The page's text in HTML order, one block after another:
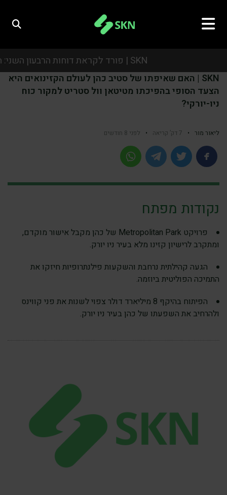
SKN | פורד לקראת דוחות הרבעון השני: המשקיעים יתמקדו ברווחיות, באסטרטגיית הרכב החשמלי ובתחזית לשנה
SKN | פורד לקראת דוחות הרבעון השני: המשקיעים יתמקדו ברווחיות, באסטרטגיית הרכב החשמלי ובתחזית לשנה
SKN | פורד לקראת דוחות הרבעון השני: המשקיעים יתמקדו ברווחיות, באסטרטגיית הרכב החשמלי ובתחזית לשנה
SKN | האם שאיפתו של סטיב כהן לעולם הקזינואים היא
הצעד הסופי בהפיכתו מטיטאן וול סטריט למקור כוח
ניו-יורקי?
ליאור מור • 7 דק’ קריאה • לפני 8 חודשים
נקודות מפתח
פרויקט Metropolitan Park של כהן מקבל אישור מוקדם,
ומתקרב לרישיון קזינו מלא בעיר ניו יורק.
הגעה קהילתית נרחבת והשקעות פילנתרופיות חיזקו את
התמיכה הפוליטית ביוזמה.
הפיתוח בהיקף 8 מיליארד דולר צפוי לשנות את פני קווינס
ולהרחיב את השפעתו של כהן בעיר ניו יורק.